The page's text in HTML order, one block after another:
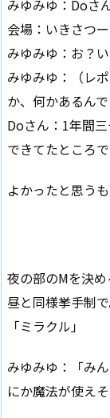
みゆみゆ：Doさ
会場：いきさつー
みゆみゆ：お？
みゆみゆ：（レ
か、何かあるん
Doさん：1年間
できてたところ
よかったと思う
夜の部のMを決め
昼と同様挙手制で
「ミラクル」
みゆみゆ：「み
にか魔法が使え